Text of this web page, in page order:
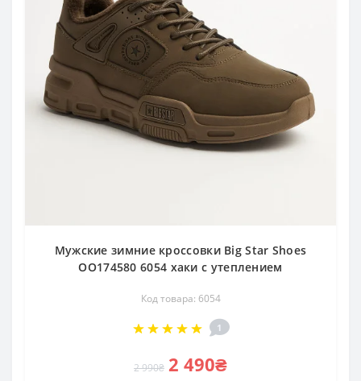
Мужские зимние кроссовки Big Star Shoes
OO174580 6054 хаки с утеплением
Код товара: 6054
1
2 990₴ 2 490₴